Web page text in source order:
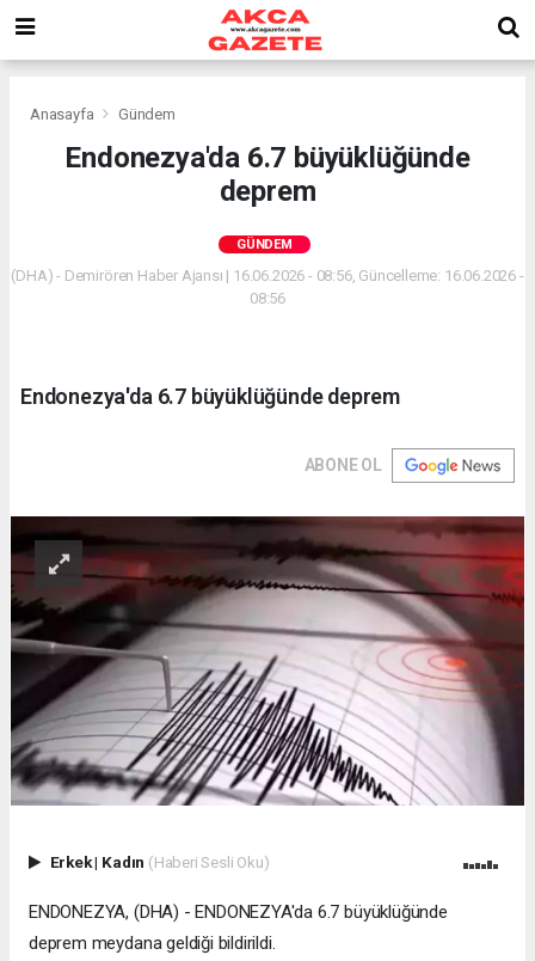
Anasayfa Gündem
Endonezya'da 6.7 büyüklüğünde
deprem
GÜNDEM
(DHA) - Demirören Haber Ajansı | 16.06.2026 - 08:56, Güncelleme: 16.06.2026 -
08:56
Endonezya'da 6.7 büyüklüğünde deprem
ABONE OL
Erkek| Kadın (Haberi Sesli Oku)
ENDONEZYA, (DHA) - ENDONEZYA'da 6.7 büyüklüğünde
deprem meydana geldiği bildirildi.